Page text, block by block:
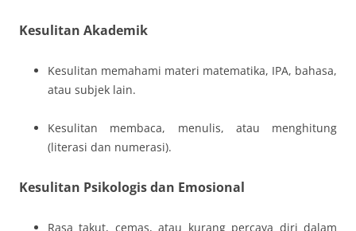
Kesulitan Akademik
Kesulitan memahami materi matematika, IPA, bahasa,
atau subjek lain.
Kesulitan membaca, menulis, atau menghitung
(literasi dan numerasi).
Kesulitan Psikologis dan Emosional
Rasa takut, cemas, atau kurang percaya diri dalam